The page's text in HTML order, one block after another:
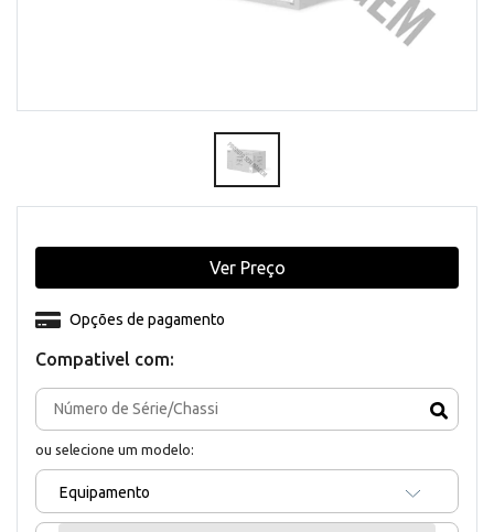
Compativel com:
ou selecione um modelo:
Equipamento
Opções de pagamento
Ver Preço